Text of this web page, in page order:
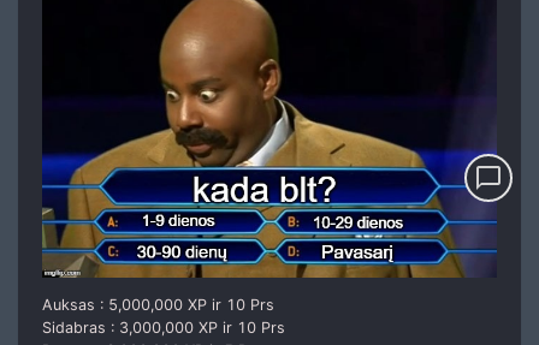
Auksas : 5,000,000 XP ir 10 Prs
Sidabras : 3,000,000 XP ir 10 Prs
chat_bubble_outline